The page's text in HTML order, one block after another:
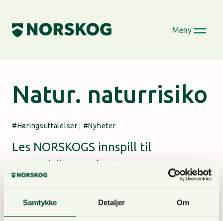
Samtykke Detaljer Om
content
Meny
Natur. naturrisiko
Høringsuttalelser Nyheter
Les NORSKOGS innspill til
Naturrisikoutvalget
Tidligere denne måneden sendte NORSKOG våre
innspill til Naturrisikoutvalget.